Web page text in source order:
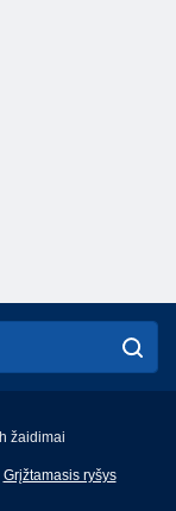
žaidimai
Grįžtamasis ryšys